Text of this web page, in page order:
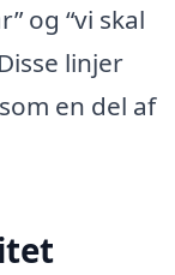
og “vi skal
linjer
en del af